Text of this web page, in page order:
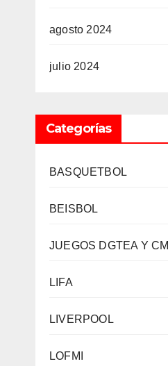
agosto 2024
julio 2024
Categorías
BASQUETBOL
BEISBOL
JUEGOS DGTEA Y CM
LIFA
LIVERPOOL
LOFMI